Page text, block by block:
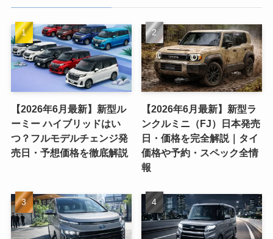
【2026年6月最新】新型ル
ーミー ハイブリッドはい
つ？フルモデルチェンジ発
売日・予想価格を徹底解説
【2026年6月最新】新型ラ
ンクルミニ（FJ）日本発売
日・価格を完全解説｜タイ
価格や予約・スペック全情
報